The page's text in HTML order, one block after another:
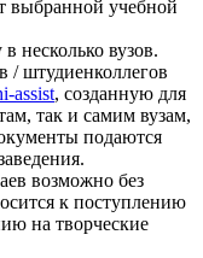
выбранной учебной
несколько вузов.
/ штудиенколлегов
assist, созданную для
так и самим вузам,
подаются
возможно без
к поступлению
на творческие